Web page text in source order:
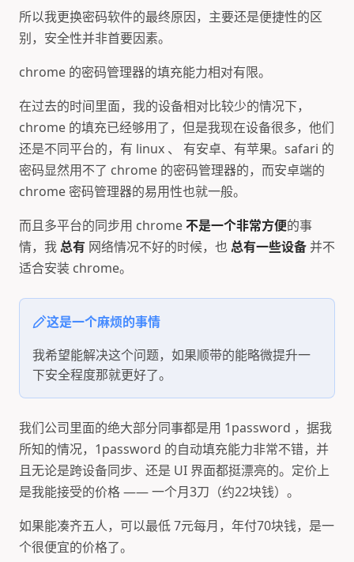
所以我更换密码软件的最终原因，主要还是便捷性的区
别，安全性并非首要因素。
chrome 的密码管理器的填充能力相对有限。
在过去的时间里面，我的设备相对比较少的情况下，
chrome 的填充已经够用了，但是我现在设备很多，他们
还是不同平台的，有 linux 、 有安卓、有苹果。safari 的
密码显然用不了 chrome 的密码管理器的，而安卓端的
chrome 密码管理器的易用性也就一般。
而且多平台的同步用 chrome不是一个非常方便的事
情，我总有 网络情况不好的时候，也 总有一些设备并不
适合安装 chrome。
这是一个麻烦的事情
我希望能解决这个问题，如果顺带的能略微提升一
下安全程度那就更好了。
我们公司里面的绝大部分同事都是用 1password ，据我
所知的情况，1password 的自动填充能力非常不错，并
且无论是跨设备同步、还是 UI 界面都挺漂亮的。定价上
是我能接受的价格 —— 一个月3刀（约22块钱）。
如果能凑齐五人，可以最低 7元每月，年付70块钱，是一
个很便宜的价格了。